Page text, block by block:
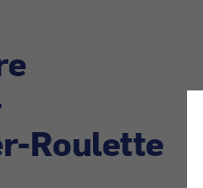
Roulette